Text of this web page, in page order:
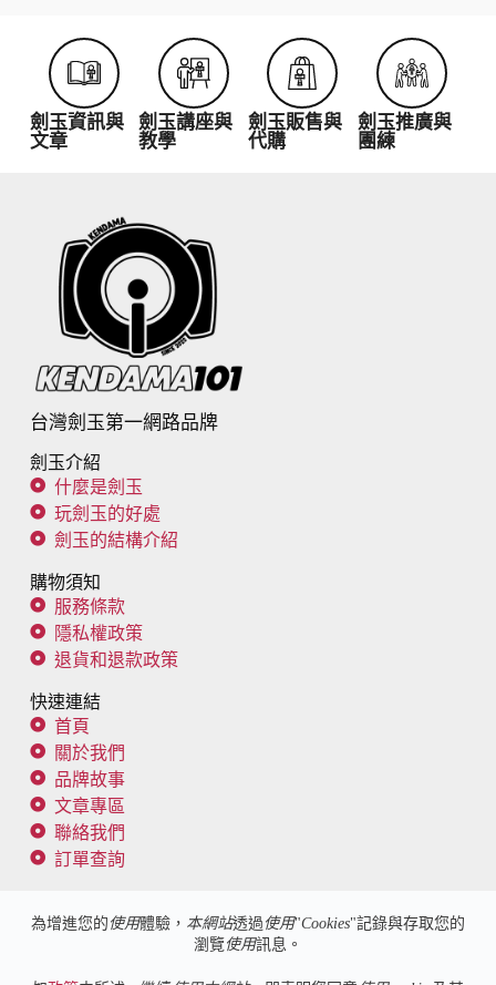
為增進您的 使用體驗， 本網站透過 使用"Cookies"記錄與存取您的
瀏覽 使用訊息。
劍玉資訊與
文章
劍玉講座與
教學
劍玉販售與
代購
劍玉推廣與
團練
台灣劍玉第一網路品牌
劍玉介紹
什麼是劍玉
玩劍玉的好處
劍玉的結構介紹
購物須知
服務條款
隱私權政策
退貨和退款政策
快速連結
首頁
關於我們
品牌故事
文章專區
聯絡我們
訂單查詢